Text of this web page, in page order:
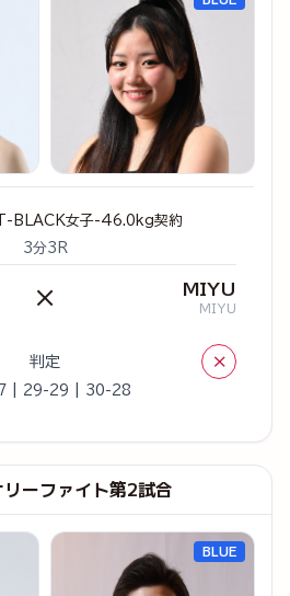
BLACK女子-46.0kg契約
3分3R
× MIYU
MIYU
判定 ×
| 29-29 | 30-28
ーファイト第2試合
BLUE